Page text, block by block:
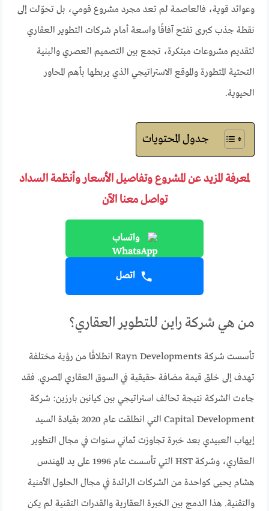
وعوائد قوية، فالعاصمة لم تعد مجرد مشروع قومي، بل تحوّلت إلى
نقطة جذب كبرى تفتح آفاقًا واسعة أمام شركات التطوير العقاري
لتقديم مشروعات مبتكرة، تجمع بين التصميم العصري والبنية
التحتية المتطورة والموقع الاستراتيجي الذي يربطها بأهم المحاور
الحيوية.
جدول المحتويات
لمعرفة المزيد عن المشروع وتفاصيل الأسعار وأنظمة السداد
تواصل معنا الآن
واتساب
اتصل
من هي شركة راين للتطوير العقاري؟
تأسست شركة Rayn Developments انطلاقًا من رؤية مختلفة
تهدف إلى خلق قيمة مضافة حقيقية في السوق العقاري المصري. فقد
جاءت الشركة نتيجة تحالف استراتيجي بين كيانين بارزين: شركة
Capital Development التي انطلقت عام 2020 بقيادة السيد
إيهاب العبيدي بعد خبرة تجاوزت ثماني سنوات في مجال التطوير
العقاري، وشركة HST التي تأسست عام 1996 على يد المهندس
هشام يحيى كواحدة من الشركات الرائدة في مجال الحلول الأمنية
والتقنية. هذا الدمج بين الخبرة العقارية والقدرات التقنية لم يكن